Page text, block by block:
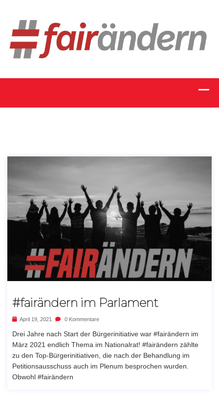
#fairändern im Parlament
April 19, 2021 0 Kommentare
Drei Jahre nach Start der Bürgerinitiative war #fairändern im
März 2021 endlich Thema im Nationalrat! #fairändern zählte
zu den Top-Bürgerinitiativen, die nach der Behandlung im
Petitionsausschuss auch im Plenum besprochen wurden.
Obwohl #fairändern